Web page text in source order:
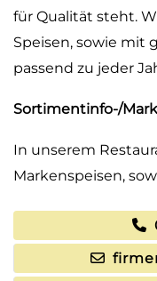
für Qualität steht.
Speisen, sowie mit
passend zu jeder
Sortimentinfo-/
In unserem
Markenspeisen,